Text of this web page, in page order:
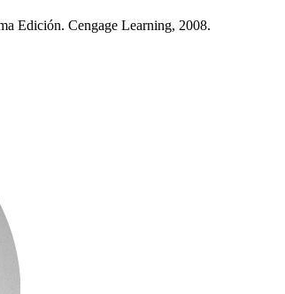
Edición. Cengage Learning, 2008.